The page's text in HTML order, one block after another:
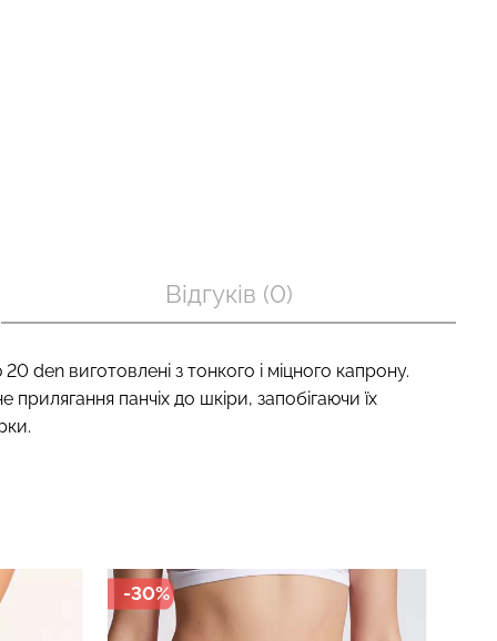
Відгуків (0)
den виготовлені з тонкого і міцного капрону.
прилягання панчіх до шкіри, запобігаючи їх
-30%
SHAPE black (чорний) Giulia
454 грн.649 грн.